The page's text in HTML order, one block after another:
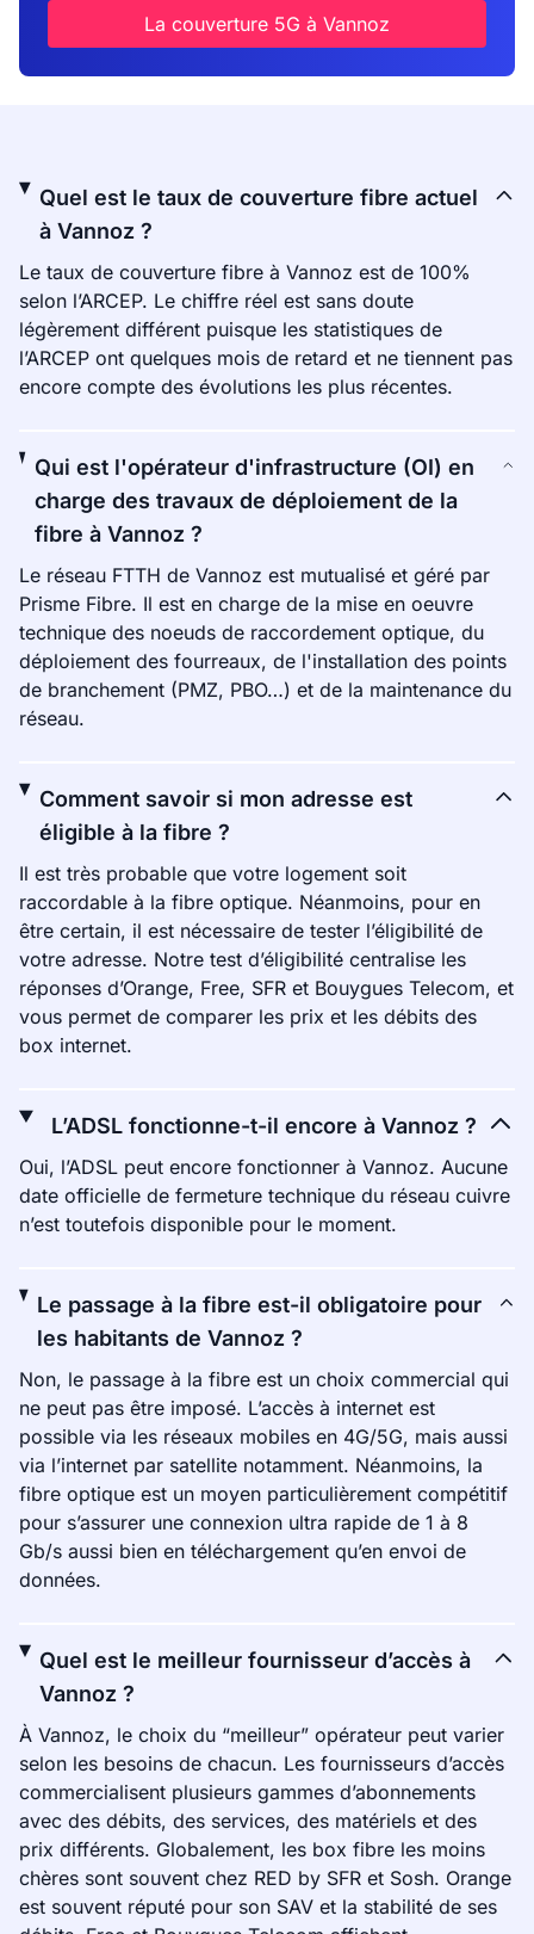
La couverture 5G à Vannoz
Quel est le taux de couverture fibre actuel
à Vannoz ?
Le taux de couverture fibre à Vannoz est de 100%
selon l’ARCEP. Le chiffre réel est sans doute
légèrement différent puisque les statistiques de
l’ARCEP ont quelques mois de retard et ne tiennent pas
encore compte des évolutions les plus récentes.
Qui est l'opérateur d'infrastructure (OI) en
charge des travaux de déploiement de la
fibre à Vannoz ?
Le réseau FTTH de Vannoz est mutualisé et géré par
Prisme Fibre. Il est en charge de la mise en oeuvre
technique des noeuds de raccordement optique, du
déploiement des fourreaux, de l'installation des points
de branchement (PMZ, PBO…) et de la maintenance du
réseau.
Comment savoir si mon adresse est
éligible à la fibre ?
Il est très probable que votre logement soit
raccordable à la fibre optique. Néanmoins, pour en
être certain, il est nécessaire de tester l’éligibilité de
votre adresse. Notre test d’éligibilité centralise les
réponses d’Orange, Free, SFR et Bouygues Telecom, et
vous permet de comparer les prix et les débits des
box internet.
L’ADSL fonctionne-t-il encore à Vannoz ?
Oui, l’ADSL peut encore fonctionner à Vannoz. Aucune
date officielle de fermeture technique du réseau cuivre
n’est toutefois disponible pour le moment.
Le passage à la fibre est-il obligatoire pour
les habitants de Vannoz ?
Non, le passage à la fibre est un choix commercial qui
ne peut pas être imposé. L’accès à internet est
possible via les réseaux mobiles en 4G/5G, mais aussi
via l’internet par satellite notamment. Néanmoins, la
fibre optique est un moyen particulièrement compétitif
pour s’assurer une connexion ultra rapide de 1 à 8
Gb/s aussi bien en téléchargement qu’en envoi de
données.
Quel est le meilleur fournisseur d’accès à
Vannoz ?
À Vannoz, le choix du “meilleur” opérateur peut varier
selon les besoins de chacun. Les fournisseurs d’accès
commercialisent plusieurs gammes d’abonnements
avec des débits, des services, des matériels et des
prix différents. Globalement, les box fibre les moins
chères sont souvent chez RED by SFR et Sosh. Orange
est souvent réputé pour son SAV et la stabilité de ses